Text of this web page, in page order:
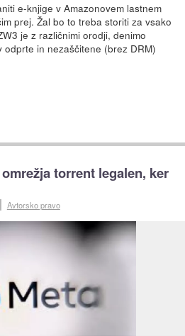
e-knjige v Amazonovem lastnem
prej. Žal bo to treba storiti za vsako
je z različnimi orodji, denimo
odprte in nezaščitene (brez DRM)
torrent legalen, ker
Avtorsko pravo